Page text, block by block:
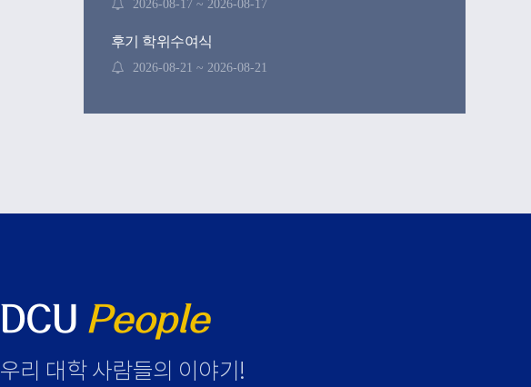
2026-08-17 ~ 2026-08-17
후기 학위수여식
2026-08-21 ~ 2026-08-21
DCU People
우리 대학 사람들의 이야기 !